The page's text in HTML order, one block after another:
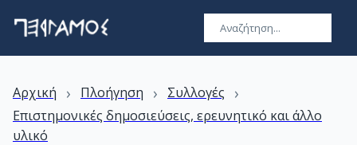
Αρχική › Πλοήγηση › Συλλογές ›
Επιστημονικές δημοσιεύσεις, ερευνητικό και άλλο
υλικό